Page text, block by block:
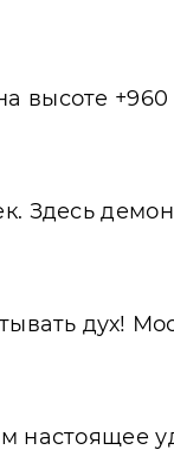
высоте
Здесь
дух!
настоящее